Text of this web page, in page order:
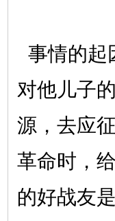
事情的起
对他儿子
源，去应
革命时，
的好战友